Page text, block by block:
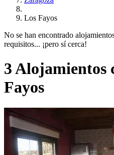
Los Fayos
No se han encontrado
requisitos... ¡pero sí cerca!
3 Alojamientos
Fayos